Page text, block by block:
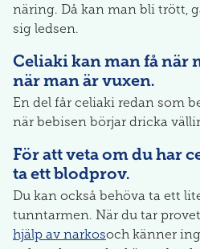
näring. Då kan man bli trött,
sig ledsen.
Celiaki kan man få när
när man är vuxen.
En del får celiaki redan som
när bebisen börjar dricka
För att veta om du har
ta ett blodprov.
Du kan också behöva ta ett
tunntarmen. När du tar
hjälp av narkosoch känner